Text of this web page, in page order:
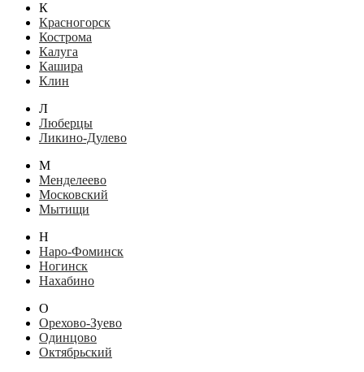
К
Красногорск
Кострома
Калуга
Кашира
Клин
Л
Люберцы
Ликино-Дулево
М
Менделеево
Московский
Мытищи
Н
Наро-Фоминск
Ногинск
Нахабино
О
Орехово-Зуево
Одинцово
Октябрьский